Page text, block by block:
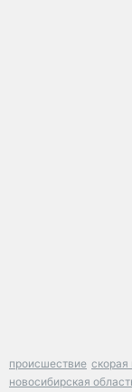
происшествие
новосибирская